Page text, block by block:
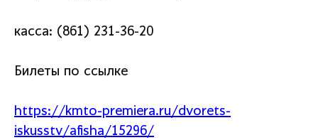
касса: (861) 231-36-20
Билеты по ссылке
https://kmto-premiera.ru/dvorets-
iskusstv/afisha/15296/